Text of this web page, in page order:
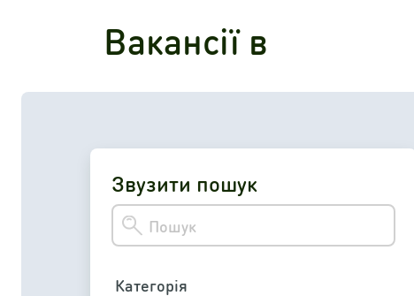
Вакансії в
Звузити пошук
Категорія